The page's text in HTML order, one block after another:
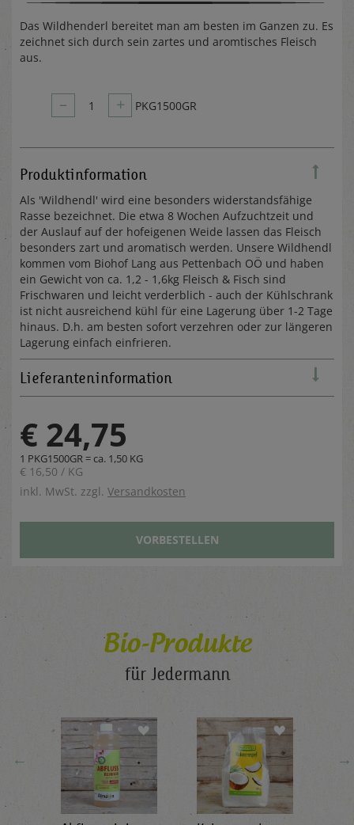
Das Wildhenderl bereitet man am besten im Ganzen zu. Es
zeichnet sich durch sein zartes und aromtisches Fleisch
aus.
– 1 + PKG1500GR
Produktinformation
Als 'Wildhendl' wird eine besonders widerstandsfähige
Rasse bezeichnet. Die etwa 8 Wochen Aufzuchtzeit und
der Auslauf auf der hofeigenen Weide lassen das Fleisch
besonders zart und aromatisch werden. Unsere Wildhendl
kommen vom Biohof Lang aus Pettenbach OÖ und haben
ein Gewicht von ca. 1,2 - 1,6kg Fleisch & Fisch sind
Frischwaren und leicht verderblich - auch der Kühlschrank
ist nicht ausreichend kühl für eine Lagerung über 1-2 Tage
hinaus. D.h. am besten sofort verzehren oder zur längeren
Lagerung einfach einfrieren.
Lieferanteninformation
€ 24,75
1 PKG1500GR = ca. 1,50 KG
€ 16,50 / KG
inkl. MwSt. zzgl. Versandkosten
VORBESTELLEN
Bio-Produkte
für Jedermann
← →